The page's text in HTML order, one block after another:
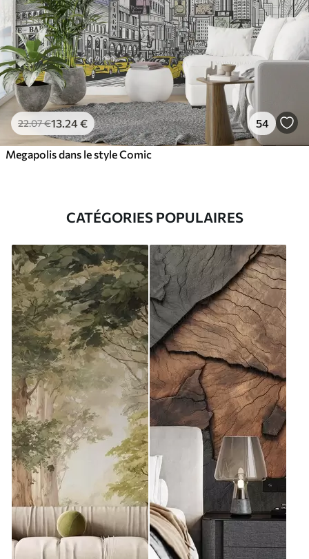
22.07€13 .24€ 54
Megapolis dans le style Comic
CATÉGORIES POPULAIRES